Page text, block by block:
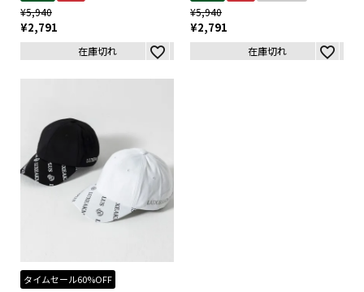
¥5,940
¥2,791
在庫切れ
¥5,940
¥2,791
在庫切れ
タイムセール60%OFF